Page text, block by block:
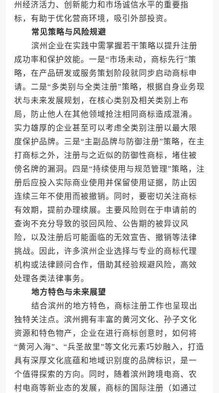
州经济活力、创新能力和市场诚信水平的重要指
标，有助于优化营商环境，吸引外部投资。
常见策略与风险规避
滨州企业在实践中需掌握若干策略以提升注册
成功率和保护效能。一是“市场未动，商标先行”策
略，在产品研发或服务策划阶段就同步启动商标申
请。二是“多类别与全类注册”策略，根据自身业务现
状与未来发展规划，在核心类别及相关类别上布
局，防止他人在其他领域抢注相同商标造成混淆。
实力雄厚的企业甚至可以考虑全类别注册以最大限
度保护品牌。三是“主副品牌与防御注册”策略，在主
打商标之外，注册与之近似的防御性商标，堵住被
傍名牌的漏洞。四是“持续使用与规范管理”策略，注
册后应投入实际商业使用并保留使用证据，防止因
连续三年不使用而被撤销。同时，要密切关注商标
有效期，提前办理续展。主要风险则在于申请前的
查询不充分导致的驳回风险、公告期的被异议风
险，以及注册后可能面临的无效宣告、撤销等法律
挑战。因此，许多滨州企业选择与专业的商标代理
机构或法律顾问合作，借助其经验规避风险，高效
处理各类法律事务。
地方特色与未来展望
结合滨州的地方特色，商标注册工作也呈现出
独特关注点。滨州拥有丰富的黄河文化、孙子文化
资源和特色物产，企业在进行商标创意时，如何将
“黄河入海”、“兵圣故里”等文化元素巧妙融入，打造
具有深厚文化底蕴和地域识别度的品牌标识，是一
个值得探索的方向。同时，随着滨州跨境电商、农
村电商等新业态的发展，商标的国际注册（如通过